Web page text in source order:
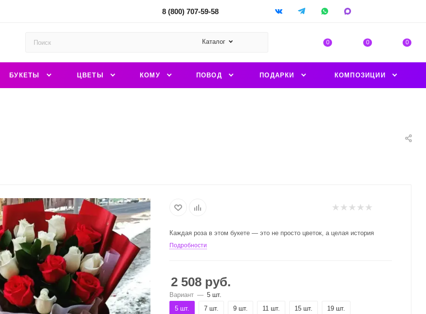
8 (800) 707-59-58
Каталог 0 0 0
БУКЕТЫ ЦВЕТЫ КОМУ ПОВОД ПОДАРКИ КОМПОЗИЦИИ
Каждая роза в этом букете — это не просто цветок, а целая история
Подробности
2 508 руб.
Вариант — 5 шт.
5 шт.
7 шт. 9 шт. 11 шт. 15 шт. 19 шт.